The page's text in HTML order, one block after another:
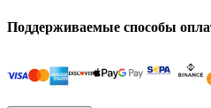
Поддерживаемые способы